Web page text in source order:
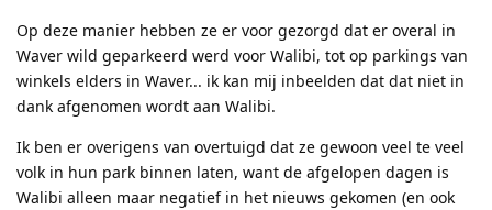
Op deze manier hebben ze er voor gezorgd dat er overal in
Waver wild geparkeerd werd voor Walibi, tot op parkings van
winkels elders in Waver... ik kan mij inbeelden dat dat niet in
dank afgenomen wordt aan Walibi.
Ik ben er overigens van overtuigd dat ze gewoon veel te veel
volk in hun park binnen laten, want de afgelopen dagen is
Walibi alleen maar negatief in het nieuws gekomen (en ook